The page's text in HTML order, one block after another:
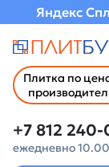
Яндекс
Плитка по
+7 812
ежедневно